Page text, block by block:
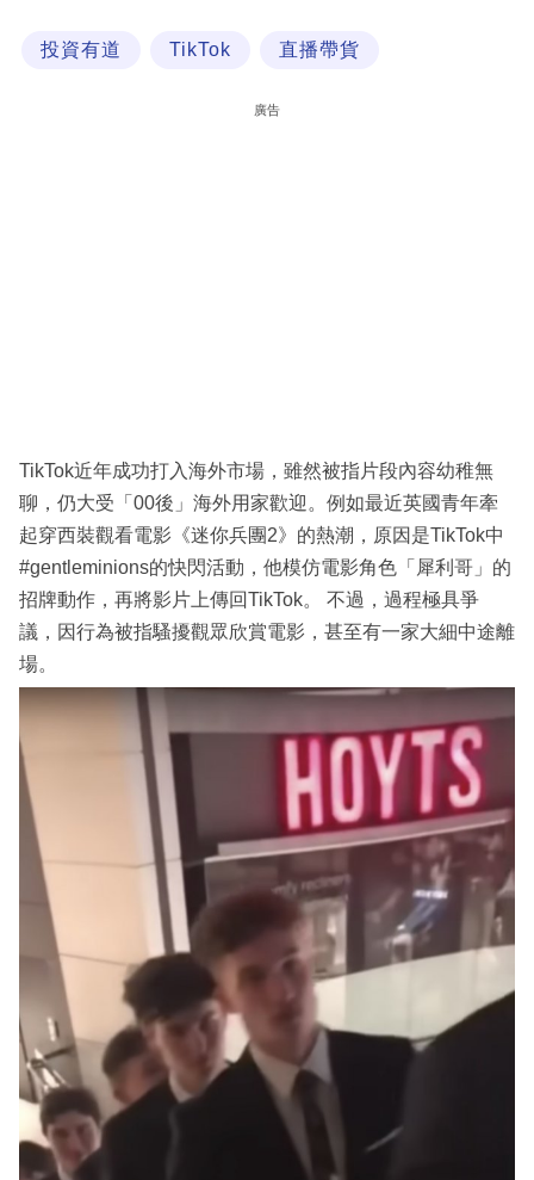
投資有道 TikTok 直播帶貨
廣告
TikTok近年成功打入海外市場，雖然被指片段內容幼稚無
聊，仍大受「00後」海外用家歡迎。例如最近英國青年牽
起穿西裝觀看電影《迷你兵團2》的熱潮，原因是TikTok中
#gentleminions的快閃活動，他模仿電影角色「犀利哥」的
招牌動作，再將影片上傳回TikTok。 不過，過程極具爭
議，因行為被指騷擾觀眾欣賞電影，甚至有一家大細中途離
場。